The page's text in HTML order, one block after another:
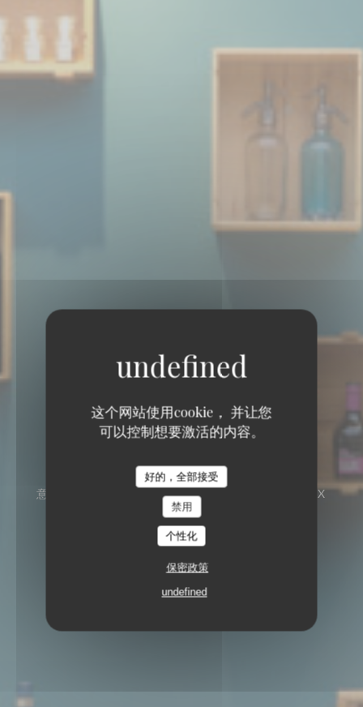
这个网站使用cookie， 并让您
可以控制想要激活的内容。
好的，全部接受
禁用
个性化
保密政策
undefined
Capricciosa
意大利餐厅 - 比萨店
1, PLACE DU PONT AUX
CHATS 67000 STRASBOURG
Capricciosa